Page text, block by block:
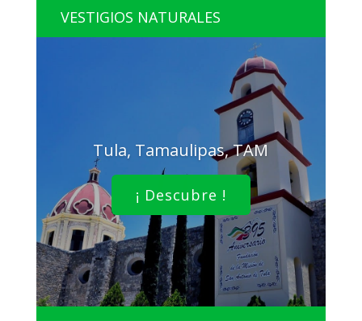
VESTIGIOS NATURALES
Tula, Tamaulipas, TAM
¡ Descubre !